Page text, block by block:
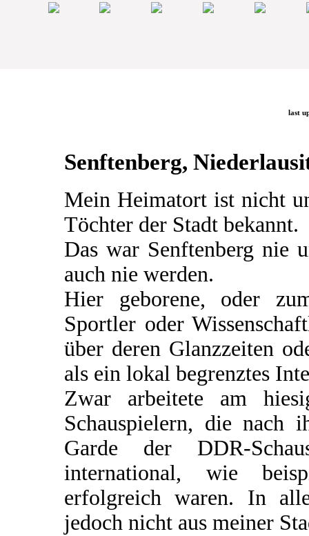
last
Senftenberg,
Mein Heimatort ist nicht
Töchter der Stadt bekannt.
Das war Senftenberg nie
auch nie werden.
Hier geborene, oder
Sportler oder
über deren Glanzzeiten
als ein lokal begrenztes
Zwar arbeitete am
Schauspielern, die nach
Garde der DDR-
international, wie
erfolgreich waren. In
jedoch nicht aus meiner